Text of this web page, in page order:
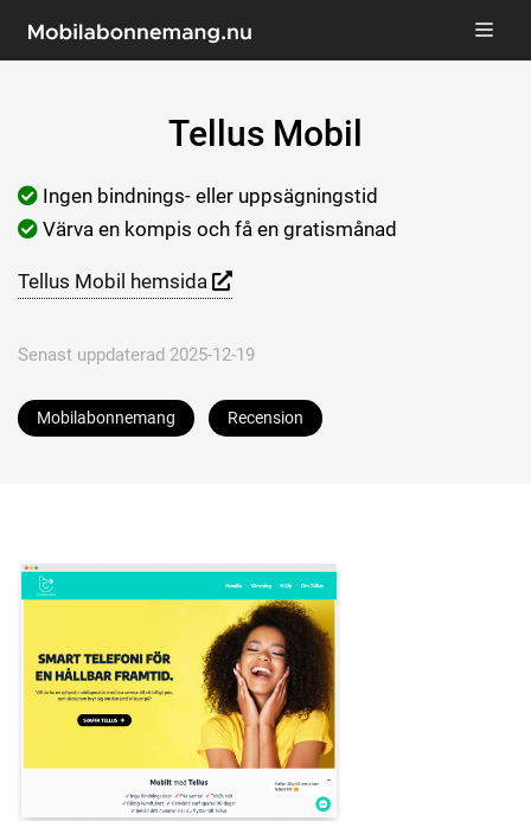
Tellus Mobil
Ingen bindnings- eller uppsägningstid
Värva en kompis och få en gratismånad
Tellus Mobil hemsida
Senast uppdaterad 2025-12-19
Mobilabonnemang Recension